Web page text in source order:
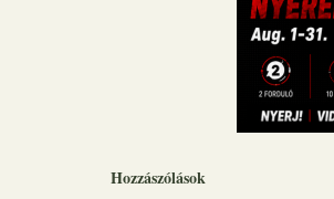
Hozzászólások